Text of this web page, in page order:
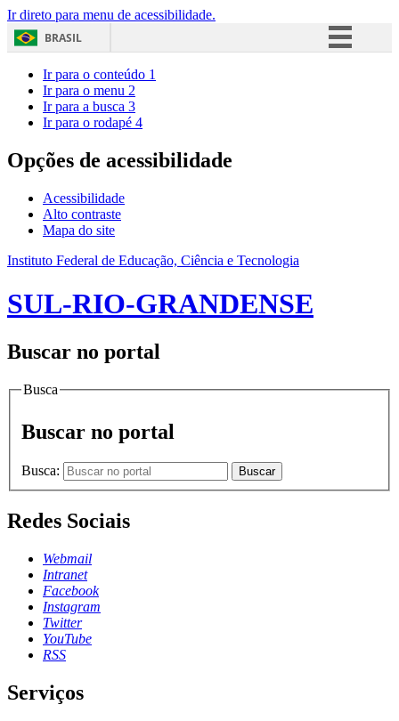
Ir direto para menu de acessibilidade.
BRASIL
Acesso à informação
Ir para o conteúdo 1
Ir para o menu 2
Ir para a busca 3
Ir para o rodapé 4
Opções de acessibilidade
Acessibilidade
Alto contraste
Mapa do site
Instituto Federal de Educação, Ciência e Tecnologia
SUL-RIO-GRANDENSE
Buscar no portal
Busca
Buscar no portal
Busca: Buscar
Redes Sociais
Webmail
Intranet
Facebook
Instagram
Twitter
YouTube
RSS
Serviços